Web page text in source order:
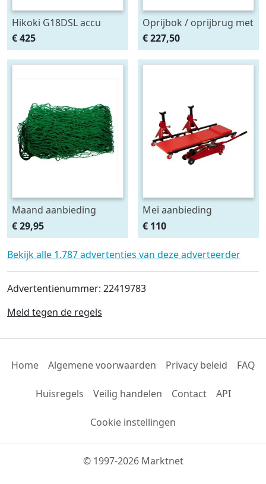
Hikoki G18DSL accu
haakse slijper (2x5Ah +
HSCII)
€ 425
Oprijbok / oprijbrug met
ingebouwde krik. set
2stuks
€ 227,50
Maand aanbieding
Afdeknet 4x2 mtr maas
4.5 x 4.5 cm
€ 29,95
Mei aanbieding
Monteursligkar+2 tons
krik + 2 assteunen
€ 110
Bekijk alle 1.787 advertenties van deze adverteerder
Advertentienummer: 22419783
Meld tegen de regels
Home Algemene voorwaarden Privacy beleid FAQ
Huisregels Veilig handelen Contact API
Cookie instellingen
© 1997-2026 Marktnet